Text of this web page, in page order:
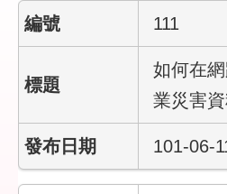
111
如何在
業災害
101-06-